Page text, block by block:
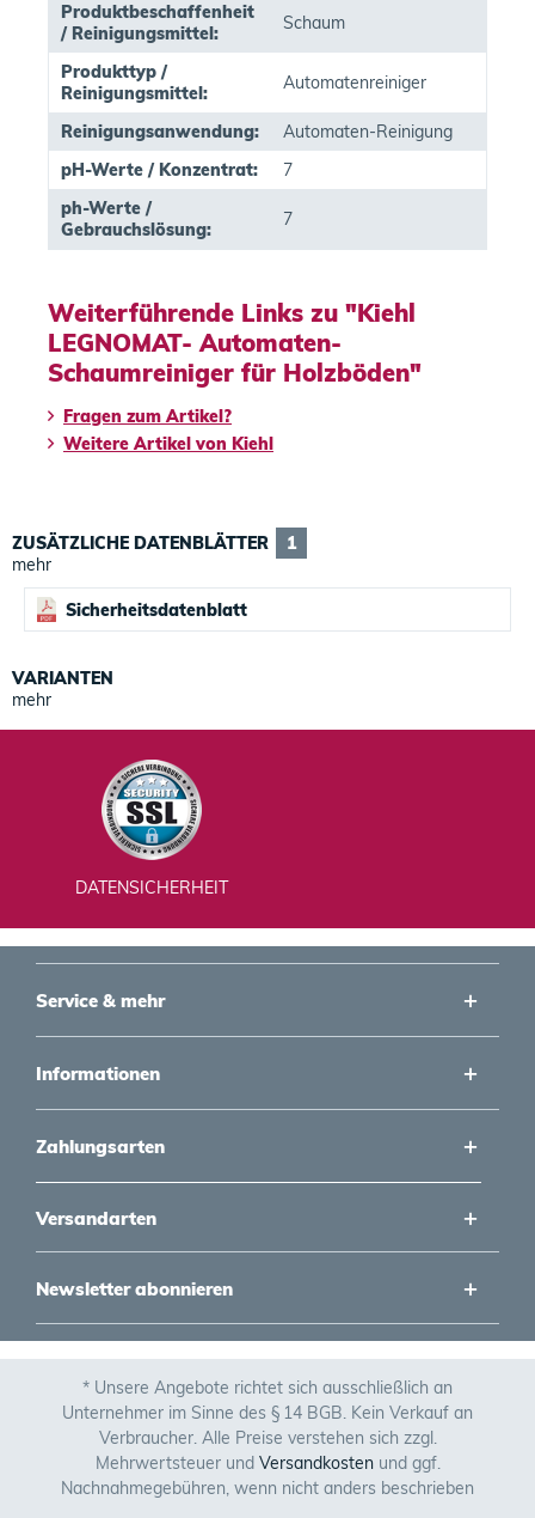
Produktbeschaffenheit
/ Reinigungsmittel:
Schaum
Produkttyp /
Reinigungsmittel:
Automatenreiniger
Reinigungsanwendung:
Automaten-Reinigung
pH-Werte / Konzentrat:
7
ph-Werte /
Gebrauchslösung:
7
Weiterführende Links zu "Kiehl
LEGNOMAT- Automaten-
Schaumreiniger für Holzböden"
Fragen zum Artikel?
Weitere Artikel von Kiehl
ZUSÄTZLICHE DATENBLÄTTER
1
mehr
Sicherheitsdatenblatt
VARIANTEN
mehr
DATENSICHERHEIT
Service & mehr
Informationen
Zahlungsarten
Versandarten
Newsletter abonnieren
* Unsere Angebote richtet sich ausschließlich an
Unternehmer im Sinne des § 14 BGB. Kein Verkauf an
Verbraucher. Alle Preise verstehen sich zzgl.
Mehrwertsteuer und Versandkostenund ggf.
Nachnahmegebühren, wenn nicht anders beschrieben